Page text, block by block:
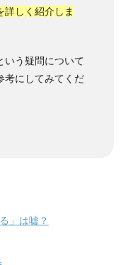
詳しく紹介しま
いう疑問について
考にしてみてくだ
」は嘘？